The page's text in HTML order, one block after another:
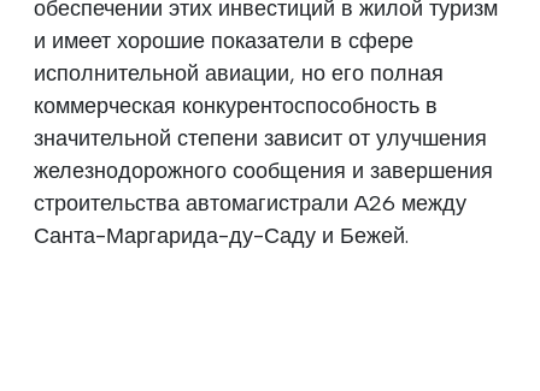
обеспечении этих инвестиций в жилой туризм
и имеет хорошие показатели в сфере
исполнительной авиации, но его полная
коммерческая конкурентоспособность в
значительной степени зависит от улучшения
железнодорожного сообщения и завершения
строительства автомагистрали A26 между
Санта-Маргарида-ду-Саду и Бежей.